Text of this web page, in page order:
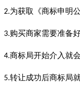
2.为获取《商标申明
3.购买商家需要准备
4.商标局开始介入就
5.转让成功后商标局